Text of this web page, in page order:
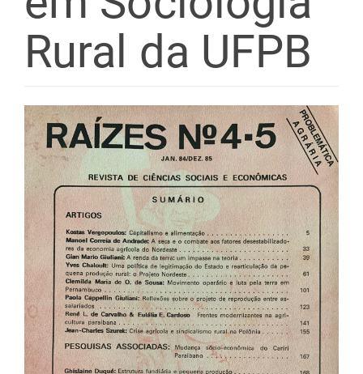
Rural da UFPB
Barra
lateral
de
artigos